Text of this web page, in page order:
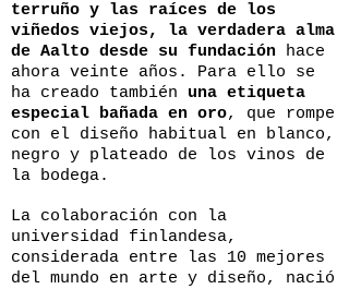
terruño y las raíces de los
viñedos viejos, la verdadera alma
de Aalto desde su fundación hace
ahora veinte años. Para ello se
ha creado también una etiqueta
especial bañada en oro, que rompe
con el diseño habitual en blanco,
negro y plateado de los vinos de
la bodega.
La colaboración con la
universidad finlandesa,
considerada entre las 10 mejores
del mundo en arte y diseño, nació